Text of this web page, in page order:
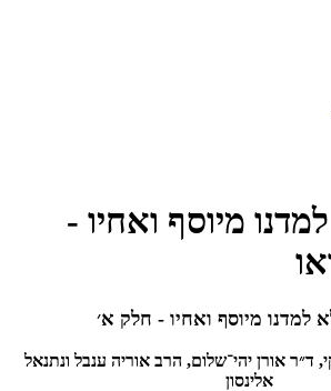
מיוסף ואחיו -
למדנו מיוסף ואחיו - חלק א׳
ד״ר אורן יהי־שלום, הרב אוריה ענבל ונתנאל
אלינסון